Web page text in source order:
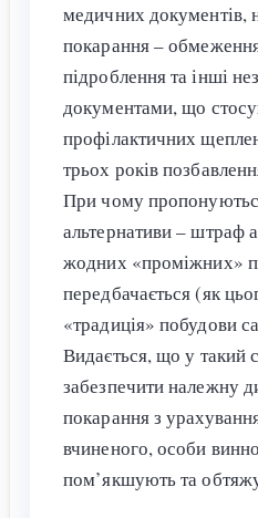
медичних документів,
покарання –
підроблення та інші
документами, що
профілактичних
трьох років
При чому
альтернативи – штраф
жодних «проміжних»
передбачається (як
«традиція» побудови
Видається, що у такий
забезпечити належну
покарання з
вчиненого, особи
пом’якшують та